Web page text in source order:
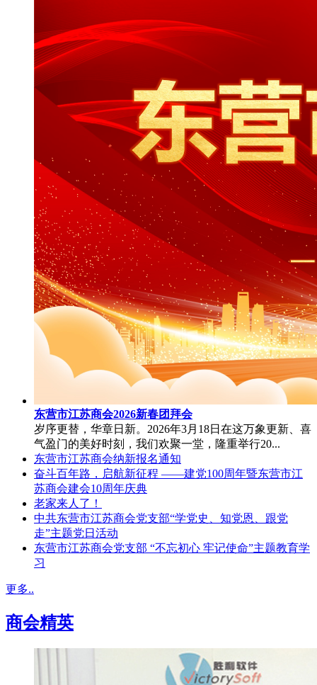
东营市江苏商会2026新春团拜会
岁序更替，华章日新。2026年3月18日在这万象更新、喜
气盈门的美好时刻，我们欢聚一堂，隆重举行20...
东营市江苏商会纳新报名通知
奋斗百年路，启航新征程 ——建党100周年暨东营市江
苏商会建会10周年庆典
老家来人了！
中共东营市江苏商会党支部“学党史、知党恩、跟党
走”主题党日活动
东营市江苏商会党支部 “不忘初心 牢记使命”主题教育学
习
更多..
商会精英